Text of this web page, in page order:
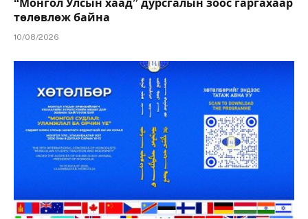
“Монгол Улсын хаад” дурсгалын зоос гаргахаар
төлөвлөж байна
10/08/2026